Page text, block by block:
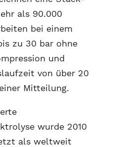
als 90.000
bei einem
zu 30 bar ohne
und
von über 20
Mitteilung.
wurde 2010
als weltweit